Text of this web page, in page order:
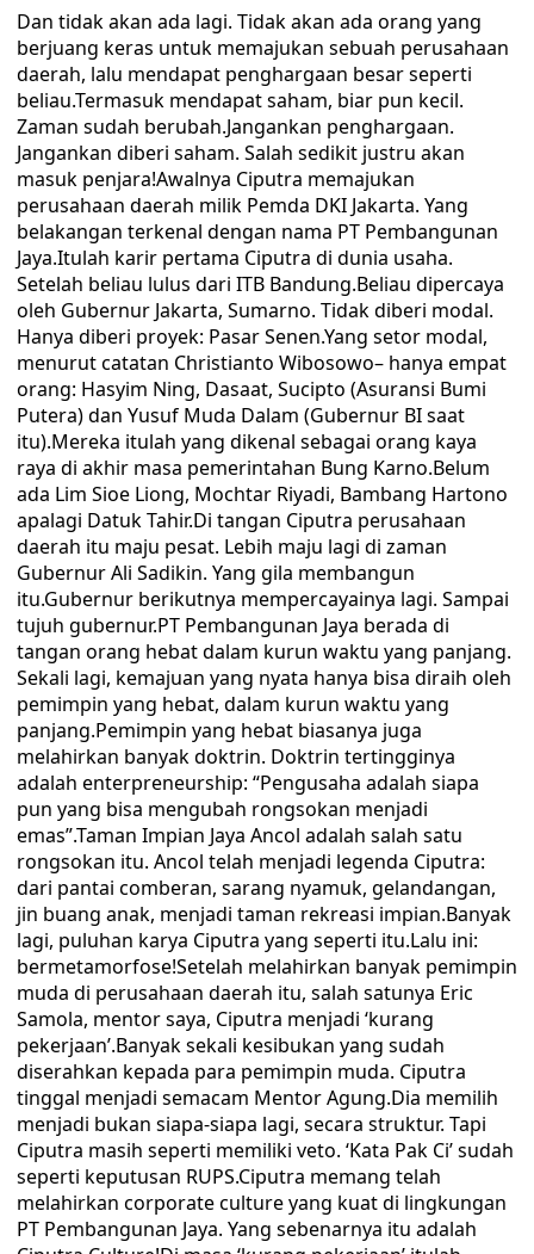
Dan tidak akan ada lagi. Tidak akan ada orang yang
berjuang keras untuk memajukan sebuah perusahaan
daerah, lalu mendapat penghargaan besar seperti
beliau.Termasuk mendapat saham, biar pun kecil.
Zaman sudah berubah.Jangankan penghargaan.
Jangankan diberi saham. Salah sedikit justru akan
masuk penjara!Awalnya Ciputra memajukan
perusahaan daerah milik Pemda DKI Jakarta. Yang
belakangan terkenal dengan nama PT Pembangunan
Jaya.Itulah karir pertama Ciputra di dunia usaha.
Setelah beliau lulus dari ITB Bandung.Beliau dipercaya
oleh Gubernur Jakarta, Sumarno. Tidak diberi modal.
Hanya diberi proyek: Pasar Senen.Yang setor modal,
menurut catatan Christianto Wibosowo– hanya empat
orang: Hasyim Ning, Dasaat, Sucipto (Asuransi Bumi
Putera) dan Yusuf Muda Dalam (Gubernur BI saat
itu).Mereka itulah yang dikenal sebagai orang kaya
raya di akhir masa pemerintahan Bung Karno.Belum
ada Lim Sioe Liong, Mochtar Riyadi, Bambang Hartono
apalagi Datuk Tahir.Di tangan Ciputra perusahaan
daerah itu maju pesat. Lebih maju lagi di zaman
Gubernur Ali Sadikin. Yang gila membangun
itu.Gubernur berikutnya mempercayainya lagi. Sampai
tujuh gubernur.PT Pembangunan Jaya berada di
tangan orang hebat dalam kurun waktu yang panjang.
Sekali lagi, kemajuan yang nyata hanya bisa diraih oleh
pemimpin yang hebat, dalam kurun waktu yang
panjang.Pemimpin yang hebat biasanya juga
melahirkan banyak doktrin. Doktrin tertingginya
adalah enterpreneurship: “Pengusaha adalah siapa
pun yang bisa mengubah rongsokan menjadi
emas”.Taman Impian Jaya Ancol adalah salah satu
rongsokan itu. Ancol telah menjadi legenda Ciputra:
dari pantai comberan, sarang nyamuk, gelandangan,
jin buang anak, menjadi taman rekreasi impian.Banyak
lagi, puluhan karya Ciputra yang seperti itu.Lalu ini:
bermetamorfose!Setelah melahirkan banyak pemimpin
muda di perusahaan daerah itu, salah satunya Eric
Samola, mentor saya, Ciputra menjadi ‘kurang
pekerjaan’.Banyak sekali kesibukan yang sudah
diserahkan kepada para pemimpin muda. Ciputra
tinggal menjadi semacam Mentor Agung.Dia memilih
menjadi bukan siapa-siapa lagi, secara struktur. Tapi
Ciputra masih seperti memiliki veto. ‘Kata Pak Ci’ sudah
seperti keputusan RUPS.Ciputra memang telah
melahirkan corporate culture yang kuat di lingkungan
PT Pembangunan Jaya. Yang sebenarnya itu adalah